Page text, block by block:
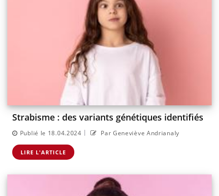
Strabisme : des variants génétiques identifiés
Publié le 18.04.2024 | Par Geneviève Andrianaly
LIRE L'ARTICLE